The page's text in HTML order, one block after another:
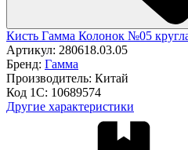
Кисть Гамма Колонок №05
Артикул: 280618.03.05
Бренд: Гамма
Производитель: Китай
Код 1С: 10689574
Другие характеристики